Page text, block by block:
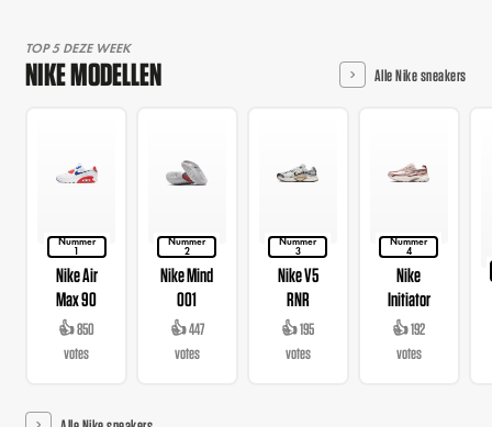
TOP 5 DEZE WEEK
NIKE MODELLEN Alle Nike sneakers
Nummer
1
Nike Air
Max 90
👍 850
votes
Nummer
2
Nike Mind
001
👍 447
votes
Nummer
3
Nike V5
RNR
👍 195
votes
Nummer
4
Nike
Initiator
👍 192
votes